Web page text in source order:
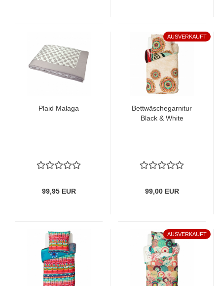
Plaid Malaga
99,95 EUR
AUSVERKAUFT
Bettwäschegarnitur
Black & White
99,00 EUR
AUSVERKAUFT